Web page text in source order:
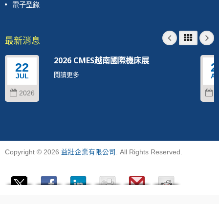
電子型錄
最新消息
22
JUL
2026
2026 CMES越南國際機床展
閱讀更多
Copyright © 2026 益壯企業有限公司 . All Rights Reserved.